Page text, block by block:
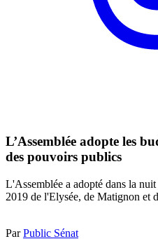
L’Assemblée adopte les
des pouvoirs publics
L'Assemblée a adopté dans la
2019 de l'Elysée, de Matignon et
ParPublic Sénat